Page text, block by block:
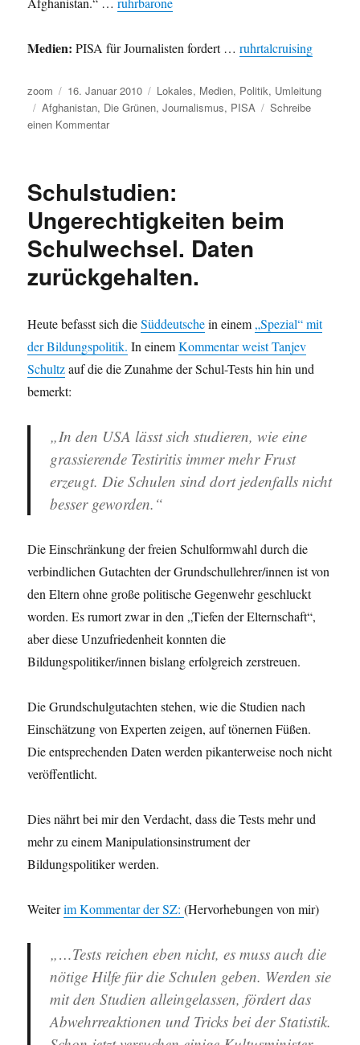
Medien: PISA für Journalisten fordert …ruhrtalcruising
Autor
zoom
Veröffentlicht
am
16. Januar 2010 Kategorien
Lokales, Medien, Politik, Umleitung
Schlagwörter
Afghanistan, Die Grünen,Journalismus, PISA
Schreibe
einen Kommentarzu
Afghanistan
PISA
für
Journalisten
Schulstudien:
Ungerechtigkeiten beim
Schulwechsel. Daten
zurückgehalten.
Heute befasst sich dieSüddeutschein einem„Spezial“ mit
der Bildungspolitik. In einemKommentar weist Tanjev
Schultzauf die die Zunahme der Schul-Tests hin hin und
bemerkt:
„In den USA lässt sich studieren, wie eine
grassierende Testiritis immer mehr Frust
erzeugt. Die Schulen sind dort jedenfalls nicht
besser geworden.“
Die Einschränkung der freien Schulformwahl durch die
verbindlichen Gutachten der Grundschullehrer/innen ist von
den Eltern ohne große politische Gegenwehr geschluckt
worden. Es rumort zwar in den „Tiefen der Elternschaft“,
aber diese Unzufriedenheit konnten die
Bildungspolitiker/innen bislang erfolgreich zerstreuen.
Die Grundschulgutachten stehen, wie die Studien nach
Einschätzung von Experten zeigen, auf tönernen Füßen.
Die entsprechenden Daten werden pikanterweise noch nicht
veröffentlicht.
Dies nährt bei mir den Verdacht, dass die Tests mehr und
mehr zu einem Manipulationsinstrument der
Bildungspolitiker werden.
Weiterim Kommentar der SZ:(Hervorhebungen von mir)
„…Tests reichen eben nicht, es muss auch die
nötige Hilfe für die Schulen geben. Werden sie
mit den Studien alleingelassen, fördert das
Abwehrreaktionen und Tricks bei der Statistik.